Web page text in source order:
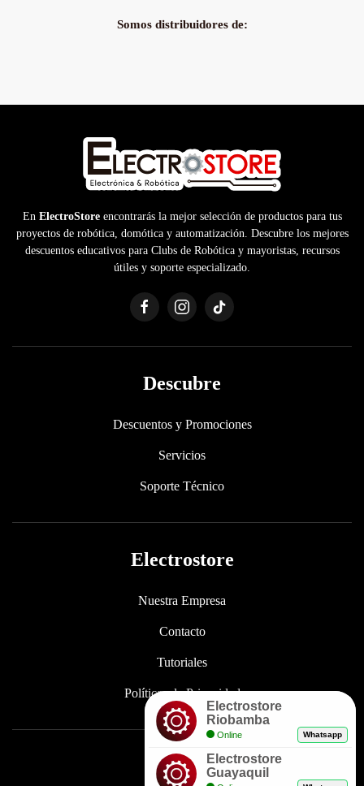
Somos distribuidores de:
EnElectroStoreencontrarás la mejor selección de productos para tus
proyectos de robótica, domótica y automatización. Descubre los mejores
descuentos educativos para Clubs de Robótica y mayoristas, recursos
útiles y soporte especializado.
Descubre
Descuentos y Promociones
Servicios
Soporte Técnico
Electrostore
Nuestra Empresa
Contacto
Tutoriales
Políticas de Privacidad
Enlaces
Electrostore
Riobamba
Online Whatsapp
Electrostore
Guayaquil